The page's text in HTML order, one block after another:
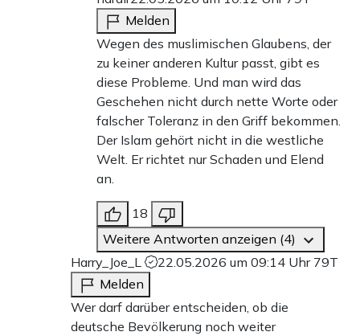
Melden
Wegen des muslimischen Glaubens, der
zu keiner anderen Kultur passt, gibt es
diese Probleme. Und man wird das
Geschehen nicht durch nette Worte oder
falscher Toleranz in den Griff bekommen.
Der Islam gehört nicht in die westliche
Welt. Er richtet nur Schaden und Elend
an.
18
Weitere Antworten anzeigen (4)
Harry_Joe_L
22.05.2026 um 09:14 Uhr 79T
Melden
Wer darf darüber entscheiden, ob die
deutsche Bevölkerung noch weiter